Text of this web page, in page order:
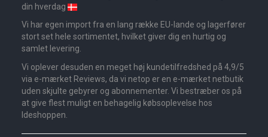
din hverdag
Vi har egen import fra en lang række EU-lande og lagerfører
stort set hele sortimentet, hvilket giver dig en hurtig og
samlet levering.
Vi oplever desuden en meget høj kundetilfredshed på 4,9/5
via e-mærket Reviews, da vi netop er en e-mærket netbutik
uden skjulte gebyrer og abonnementer. Vi bestræber os på
at give flest muligt en behagelig købsoplevelse hos
Ideshoppen.